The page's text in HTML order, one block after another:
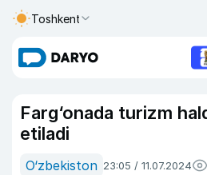
Toshkent
Farg‘onada turizm
etiladi
O‘zbekiston 23:05 / 11.07.2024